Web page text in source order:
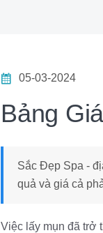
05-03-2024
Bảng
Sắc Đẹp Spa -
quả và giá cả
Việc lấy mụn đã trở